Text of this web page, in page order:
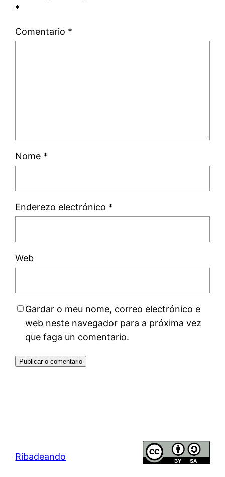
*
Comentario *
Nome *
Enderezo electrónico *
Web
Gardar o meu nome, correo electrónico e
web neste navegador para a próxima vez
que faga un comentario.
Ribadeando